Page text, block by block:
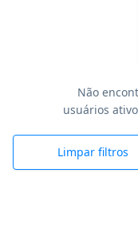
Não
usuários
Limpar filtros